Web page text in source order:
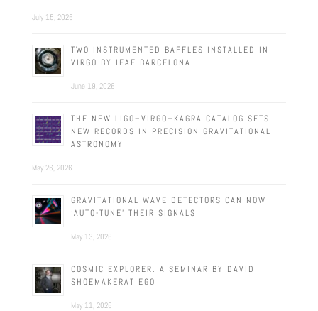
July 15, 2026
TWO INSTRUMENTED BAFFLES INSTALLED IN
VIRGO BY IFAE BARCELONA
June 19, 2026
THE NEW LIGO–VIRGO–KAGRA CATALOG SETS
NEW RECORDS IN PRECISION GRAVITATIONAL
ASTRONOMY
May 26, 2026
GRAVITATIONAL WAVE DETECTORS CAN NOW
‘AUTO-TUNE’ THEIR SIGNALS
May 13, 2026
COSMIC EXPLORER: A SEMINAR BY DAVID
SHOEMAKERAT EGO
May 11, 2026